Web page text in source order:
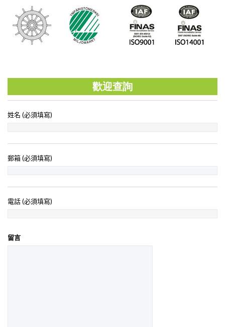
歡迎查詢
姓名 (必須填寫)
郵箱 (必須填寫)
電話 (必須填寫)
留言